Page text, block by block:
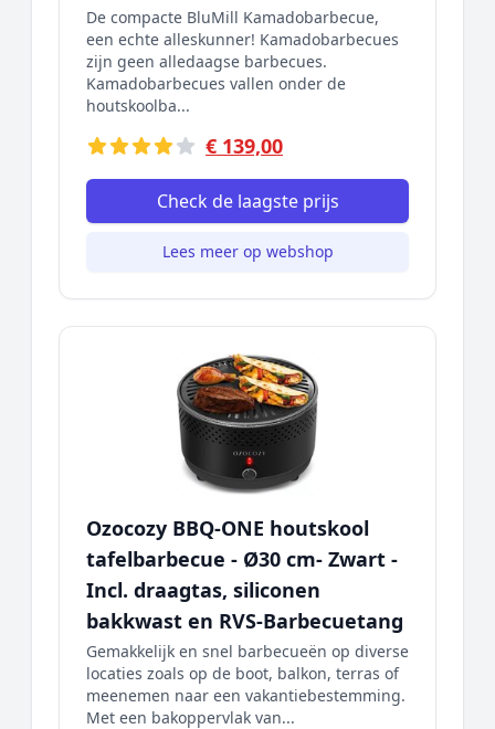
De compacte BluMill Kamadobarbecue,
een echte alleskunner! Kamadobarbecues
zijn geen alledaagse barbecues.
Kamadobarbecues vallen onder de
houtskoolba...
€ 139,00
Check de laagste prijs
Lees meer op webshop
Ozocozy BBQ-ONE houtskool
tafelbarbecue - Ø30 cm- Zwart -
Incl. draagtas, siliconen
bakkwast en RVS-Barbecuetang
Gemakkelijk en snel barbecueën op diverse
locaties zoals op de boot, balkon, terras of
meenemen naar een vakantiebestemming.
Met een bakoppervlak van...